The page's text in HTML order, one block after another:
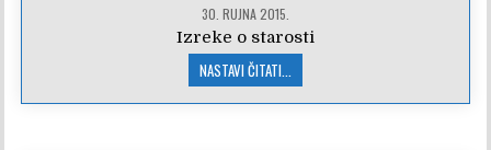
30. RUJNA 2015.
Izreke o starosti
NASTAVI ČITATI...